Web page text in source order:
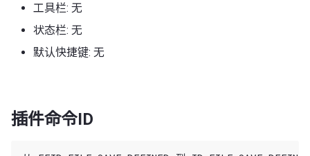
工具栏: 无
状态栏: 无
默认快捷键: 无
插件命令ID